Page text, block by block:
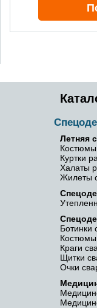
Летняя
Куртки
Халаты
Жилеты
Ботинки
Краги
Щитки
Очки